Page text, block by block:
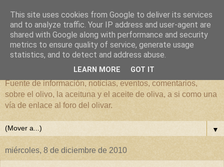
El mundo del Olivar
Fuente de información, noticias, eventos, comentarios,
sobre el olivo, la aceituna y el aceite de oliva, a si como una
vía de enlace al foro del olivar.
▼
miércoles, 8 de diciembre de 2010
This site uses cookies from Google to deliver its services
and to analyze traffic. Your IP address and user-agent are
shared with Google along with performance and security
metrics to ensure quality of service, generate usage
statistics, and to detect and address abuse.
LEARN MORE GOT IT